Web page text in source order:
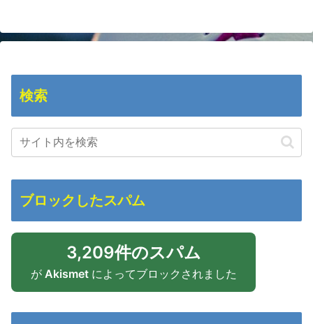
検索
ブロックしたスパム
3,209件のスパム
が Akismetによってブロックされました